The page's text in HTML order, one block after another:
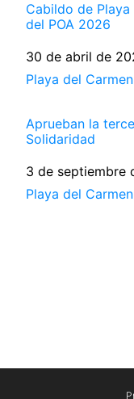
Cabildo de
del POA 2026
Fecha
30 de abril de
Respecto a
Playa del Carmen
Aprueban la
Solidaridad
Fecha
3 de septiembre
Respecto a
Playa del Carmen